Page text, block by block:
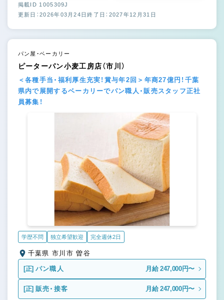
掲載ID 1005309J
更新日：2026年03月24日終了日：2027年12月31日
パン屋・ベーカリー
ピーターパン小麦工房店（市川）
＜各種手当・福利厚生充実！賞与年2回＞年商27億円！千葉
県内で展開するベーカリーでパン職人・販売スタッフ正社
員募集！
学歴不問 独立希望歓迎 完全週休2日
千葉県 市川市 曽谷
[正] パン職人 月給 247,000円〜
[正] 販売・接客 月給 247,000円〜